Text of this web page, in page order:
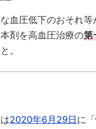
血圧低下のおそれ等
本剤を高血圧治療の第
。
2020年6月29日に「